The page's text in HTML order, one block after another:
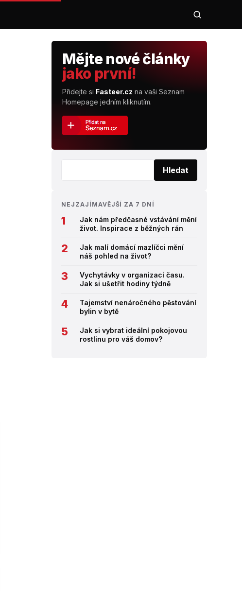
Mějte nové články
jako první!
Přidejte si Fasteer.cz na vaši Seznam
Homepage jedním kliknutím.
Hledat
NEJZAJÍMAVĚJŠÍ ZA 7 DNÍ
Jak nám předčasné vstávání mění
život. Inspirace z běžných rán
Jak malí domácí mazlíčci mění
náš pohled na život?
Vychytávky v organizaci času.
Jak si ušetřit hodiny týdně
Tajemství nenáročného pěstování
bylin v bytě
Jak si vybrat ideální pokojovou
rostlinu pro váš domov?